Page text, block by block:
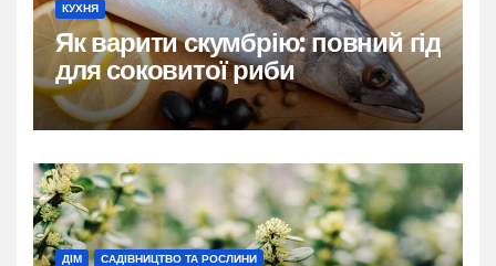
КУХНЯ
Як варити скумбрію: повний гід
для соковитої риби
ДІМ САДІВНИЦТВО ТА РОСЛИНИ